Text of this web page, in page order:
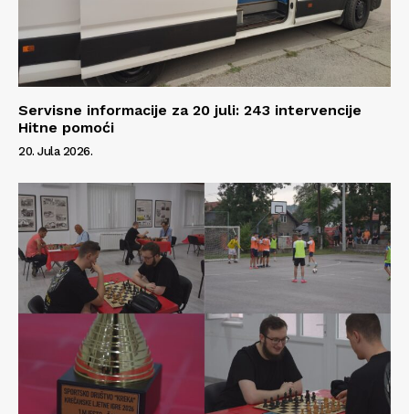
Servisne informacije za 20 juli: 243 intervencije
Hitne pomoći
20. Jula 2026.